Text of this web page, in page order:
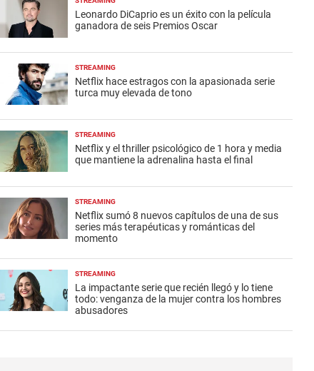
Leonardo DiCaprio es un éxito con la película
ganadora de seis Premios Oscar
STREAMING
Netflix hace estragos con la apasionada serie
turca muy elevada de tono
STREAMING
Netflix y el thriller psicológico de 1 hora y media
que mantiene la adrenalina hasta el final
STREAMING
Netflix sumó 8 nuevos capítulos de una de sus
series más terapéuticas y románticas del
momento
STREAMING
La impactante serie que recién llegó y lo tiene
todo: venganza de la mujer contra los hombres
abusadores